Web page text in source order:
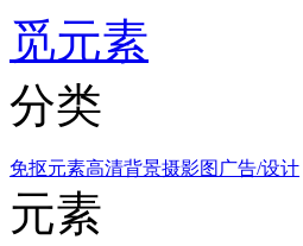
觅元素
分类
免抠元素高清背景摄影图 广告/设计
元素